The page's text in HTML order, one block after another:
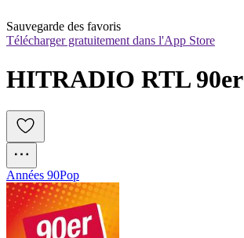
Sauvegarde des favoris
Télécharger gratuitement dans l'App Store
HITRADIO RTL 90er
Années 90Pop